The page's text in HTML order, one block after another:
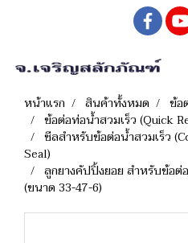
หน้าแรก สินค้าทั้งหมด
ข้อ
ข้อต่อท่อน้ำสวมเร็ว (Quick
ซีลสำหรับข้อต่อน้ำสวมเร็ว
Seal)
ลูกยางคัปปิ้งยอย สำหรับข้อต่
(ขนาด 33-47-6)